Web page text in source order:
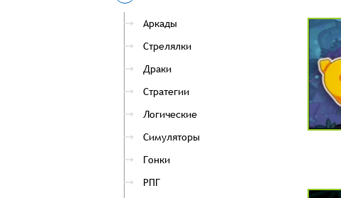
Аркады
Стрелялки
Драки
Стратегии
Логические
Симуляторы
Гонки
РПГ